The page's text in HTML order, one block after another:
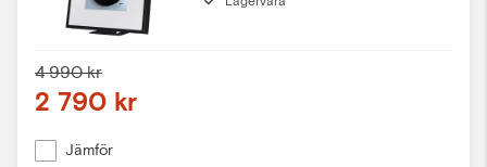
4 990 kr
2 790 kr
Jämför